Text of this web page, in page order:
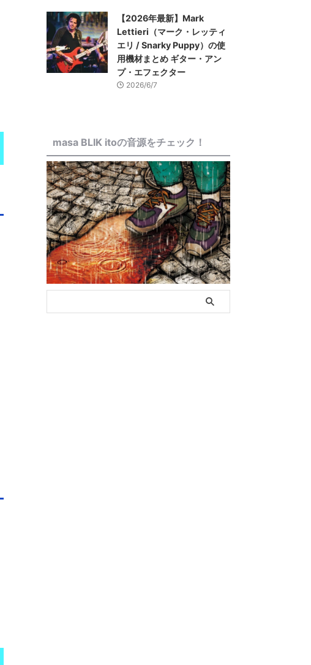
【2026年最新】Mark
Lettieri（マーク・レッティ
エリ / Snarky Puppy）の使
用機材まとめ ギター・アン
プ・エフェクター
2026/6/7
masa BLIK itoの音源をチェック！